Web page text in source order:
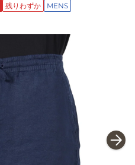
残りわずか MENS